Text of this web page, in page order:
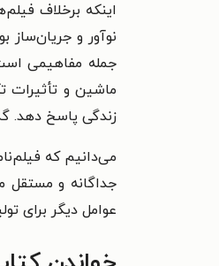
اینکه برخلاف
نوآور و جریان‌ساز
جمله مفاهیمی
ماشین و تأثیرات
زندگی پاسخ دهد.
می‌دانیم که
جداگانه و مستقل
عوامل دیگر برای